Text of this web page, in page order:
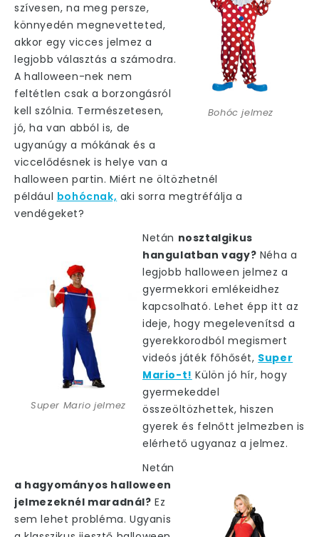
Bohóc jelmez
szívesen, na meg persze,
könnyedén megnevetteted,
akkor egy vicces jelmez a
legjobb választás a számodra.
A halloween-nek nem
feltétlen csak a borzongásról
kell szólnia. Természetesen,
jó, ha van abból is, de
ugyanúgy a mókának és a
viccelődésnek is helye van a
halloween partin. Miért ne öltözhetnél
például bohócnak, aki sorra megtréfálja a
vendégeket?
Super Mario jelmez
Netán nosztalgikus
hangulatban vagy? Néha a
legjobb halloween jelmez a
gyermekkori emlékeidhez
kapcsolható. Lehet épp itt az
ideje, hogy megelevenítsd a
gyerekkorodból megismert
videós játék főhősét, Super
Mario-t! Külön jó hír, hogy
gyermekeddel
összeöltözhettek, hiszen
gyerek és felnőtt jelmezben is
elérhető ugyanaz a jelmez.
Netán
a hagyományos halloween
jelmezeknél maradnál? Ez
sem lehet probléma. Ugyanis